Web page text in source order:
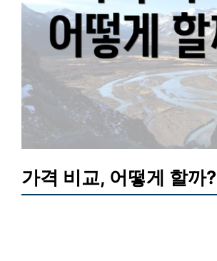
가격 비교, 어떻게 할까?